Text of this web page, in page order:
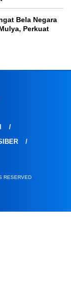
Bela Negara
Perkuat
RESERVED